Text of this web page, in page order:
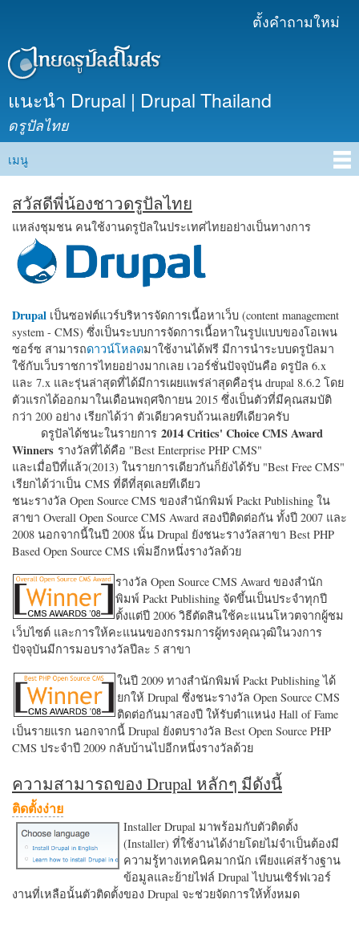
เนื้อหา
ตั้งคำถามใหม่
แนะนำ Drupal | Drupal Thailand
ดรูปัลไทย
Main menu
เมนู
สวัสดีพี่น้องชาวดรูปัลไทย
แหล่งชุมชน คนใช้งานดรูปัลในประเทศไทยอย่างเป็นทางการ
Drupal เป็นซอฟต์แวร์บริหารจัดการเนื้อหาเว็บ (content management
system - CMS) ซึ่งเป็นระบบการจัดการเนื้อหาในรูปแบบของโอเพน
ซอร์ซ สามารถดาวน์โหลดมาใช้งานได้ฟรี มีการนำระบบดรูปัลมา
ใช้กับเว็บราชการไทยอย่างมากเลย เวอร์ชั่นปัจจุบันคือ ดรูปัล 6.x
และ 7.x และรุ่นล่าสุดที่ได้มีการเผยแพร่ล่าสุดคือรุ่น drupal 8.6.2 โดย
ตัวแรกได้ออกมาในเดือนพฤศจิกายน 2015 ซึ่งเป็นตัวที่มีคุณสมบัติ
กว่า 200 อย่าง เรียกได้ว่า ตัวเดียวครบถ้วนเลยทีเดียวครับ
ดรูปัลได้ชนะในรายการ 2014 Critics' Choice CMS Award
Winners รางวัลที่ได้คือ "Best Enterprise PHP CMS"
และเมื่อปีที่แล้ว(2013) ในรายการเดียวกันก็ยังได้รับ "Best Free CMS"
เรียกได้ว่าเป็น CMS ที่ดีที่สุดเลยทีเดียว
ชนะรางวัล Open Source CMS ของสำนักพิมพ์ Packt Publishing ใน
สาขา Overall Open Source CMS Award สองปีติดต่อกัน ทั้งปี 2007 และ
2008 นอกจากนี้ในปี 2008 นั้น Drupal ยังชนะรางวัลสาขา Best PHP
Based Open Source CMS เพิ่มอีกหนึ่งรางวัลด้วย
รางวัล Open Source CMS Award ของสำนัก
พิมพ์ Packt Publishing จัดขึ้นเป็นประจำทุกปี
ตั้งแต่ปี 2006 วิธีตัดสินใช้คะแนนโหวตจากผู้ชม
เว็บไซต์ และการให้คะแนนของกรรมการผู้ทรงคุณวุฒิในวงการ
ปัจจุบันมีการมอบรางวัลปีละ 5 สาขา
ในปี 2009 ทางสำนักพิมพ์ Packt Publishing ได้
ยกให้ Drupal ซึ่งชนะรางวัล Open Source CMS
ติดต่อกันมาสองปี ให้รับตำแหน่ง Hall of Fame
เป็นรายแรก นอกจากนี้ Drupal ยังตบรางวัล Best Open Source PHP
CMS ประจำปี 2009 กลับบ้านไปอีกหนึ่งรางวัลด้วย
ความสามารถของ Drupal หลักๆ มีดังนี้
ติดตั้งง่าย
Installer Drupal มาพร้อมกับตัวติดตั้ง
(Installer) ที่ใช้งานได้ง่ายโดยไม่จำเป็นต้องมี
ความรู้ทางเทคนิคมากนัก เพียงแค่สร้างฐาน
ข้อมูลและย้ายไฟล์ Drupal ไปบนเซิร์ฟเวอร์
งานที่เหลือนั้นตัวติดตั้งของ Drupal จะช่วยจัดการให้ทั้งหมด